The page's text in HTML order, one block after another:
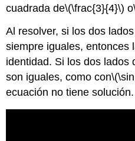
cuadrada de\(\frac{3}{4}\) o
Al resolver, si los dos
siempre iguales, entonces
identidad. Si los dos lados
son iguales, como con
ecuación no tiene solución.